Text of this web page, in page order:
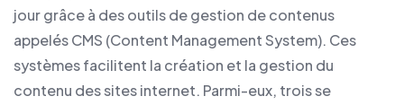
jour grâce à des outils de gestion de contenus
appelés CMS (Content Management System). Ces
systèmes facilitent la création et la gestion du
contenu des sites internet. Parmi-eux, trois se